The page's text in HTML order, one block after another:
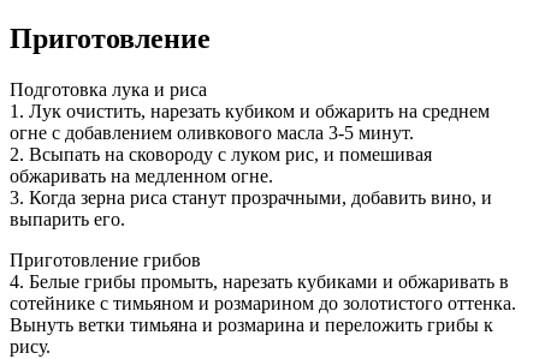
Приготовление
Подготовка лука и риса
1. Лук очистить, нарезать кубиком и обжарить на среднем
огне с добавлением оливкового масла 3-5 минут.
2. Всыпать на сковороду с луком рис, и помешивая
обжаривать на медленном огне.
3. Когда зерна риса станут прозрачными, добавить вино, и
выпарить его.
Приготовление грибов
4. Белые грибы промыть, нарезать кубиками и обжаривать в
сотейнике с тимьяном и розмарином до золотистого оттенка.
Вынуть ветки тимьяна и розмарина и переложить грибы к
рису.